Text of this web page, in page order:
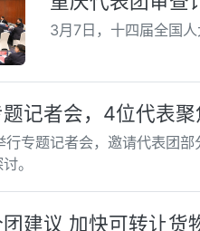
3月7日，十四届全国
记者会，4位代表
专题记者会，邀请代表团
。
建议 加快可转让